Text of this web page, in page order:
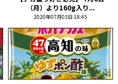
（月）より160g入り...
2020年07月03日 18:45